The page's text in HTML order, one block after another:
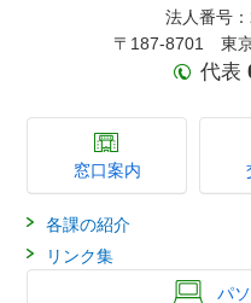
法人番号
〒187-8701 東
代表
窓口案内
各課の紹介
リンク集
パ